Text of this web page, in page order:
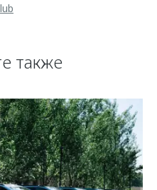
также